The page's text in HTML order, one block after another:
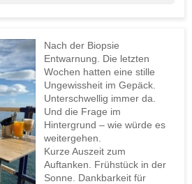
Nach der Biopsie
Entwarnung. Die letzten
Wochen hatten eine stille
Ungewissheit im Gepäck.
Unterschwellig immer da.
Und die Frage im
Hintergrund – wie würde es
weitergehen.
Kurze Auszeit zum
Auftanken. Frühstück in der
Sonne. Dankbarkeit für